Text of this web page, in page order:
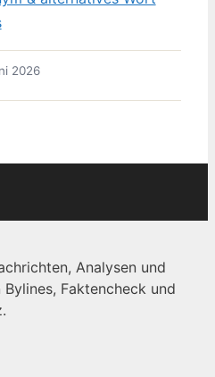
2026
Analysen und
Faktencheck und